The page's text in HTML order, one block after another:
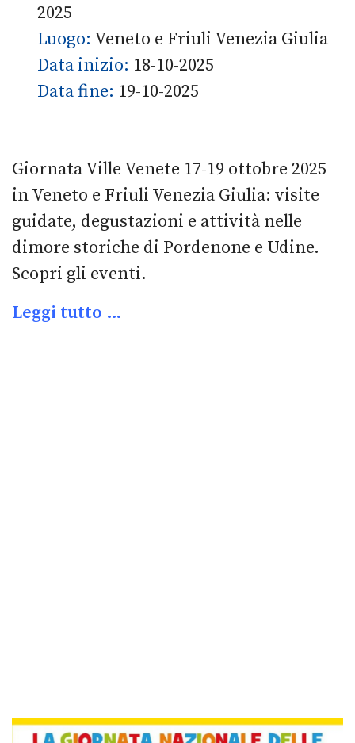
2025
Luogo: Veneto e Friuli Venezia Giulia
Data inizio: 18-10-2025
Data fine: 19-10-2025
Giornata Ville Venete 17-19 ottobre 2025
in Veneto e Friuli Venezia Giulia: visite
guidate, degustazioni e attività nelle
dimore storiche di Pordenone e Udine.
Scopri gli eventi.
Leggi tutto …